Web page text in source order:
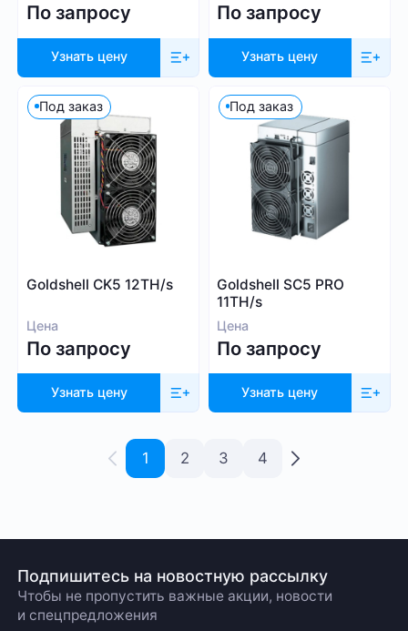
По запросу
Узнать цену
По запросу
Узнать цену
Под заказ
Goldshell CK5 12TH/s
Цена
По запросу
Узнать цену
Под заказ
Goldshell SC5 PRO
11TH/s
Цена
По запросу
Узнать цену
1 2 3 4
Подпишитесь на новостную рассылку
Чтобы не пропустить важные акции, новости
и спецпредложения